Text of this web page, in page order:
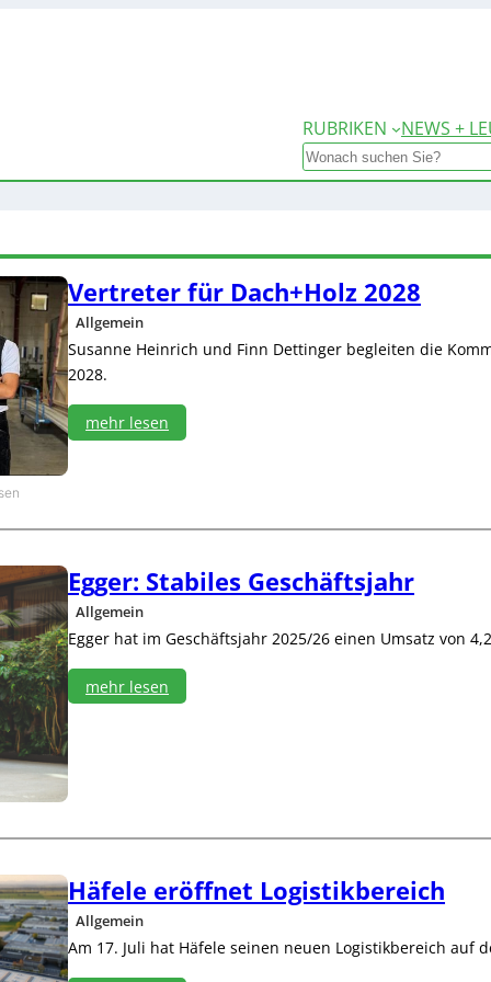
RUBRIKEN NEWS +
Search
Vertreter für Dach+Holz 2028
Allgemein
Susanne Heinrich und Finn Dettinger begleiten die
2028.
mehr lesen
:
V
t
e
t
e
r
f
r
D
a
c
h
z
2
0
2
8
Egger: Stabiles Geschäftsjahr
Allgemein
Egger hat im Geschäftsjahr 2025/26 einen Umsatz von
mehr lesen
E
g
e
:
t
a
b
i
l
Häfele eröffnet Logistikbereich
Allgemein
Am 17. Juli hat Häfele seinen neuen Logistikbereich auf